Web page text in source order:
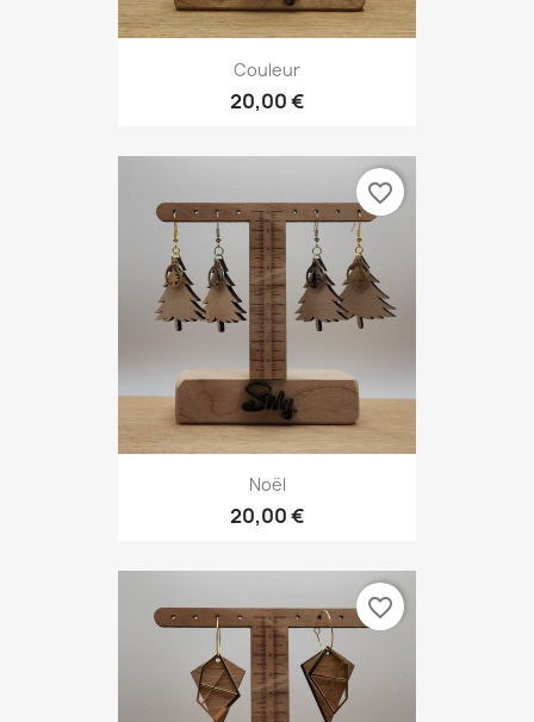
Couleur
20,00 €
Noël
20,00 €
favorite_border
favorite_border